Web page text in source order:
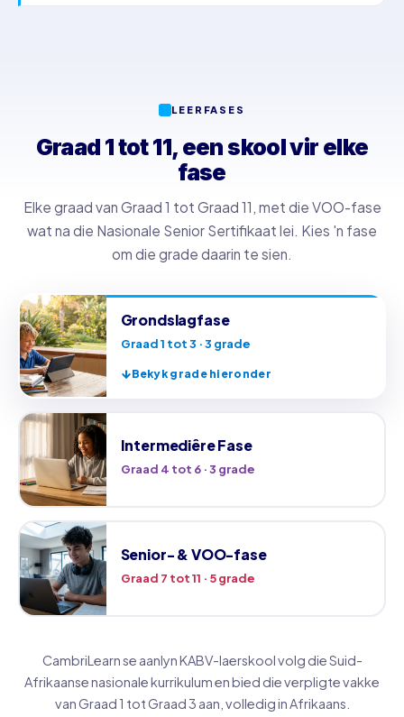
LEERFASES
Graad 1 tot 11, een skool vir elke
fase
Elke graad van Graad 1 tot Graad 11, met die VOO-fase
wat na die Nasionale Senior Sertifikaat lei. Kies 'n fase
om die grade daarin te sien.
Grondslagfase
Graad 1 tot 3 · 3 grade
Bekyk grade hieronder
Intermediêre Fase
Graad 4 tot 6 · 3 grade
Senior- & VOO-fase
Graad 7 tot 11 · 5 grade
CambriLearn se aanlyn KABV-laerskool volg die Suid-
Afrikaanse nasionale kurrikulum en bied die verpligte vakke
van Graad 1 tot Graad 3 aan, volledig in Afrikaans.